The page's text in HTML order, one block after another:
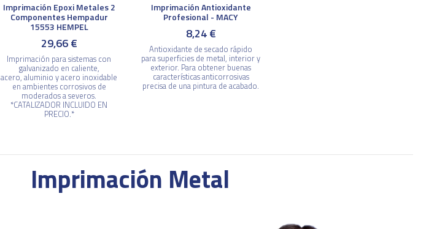
Imprimación Epoxi Metales 2
Componentes Hempadur
15553 HEMPEL
29,66 €
Imprimación para sistemas con
galvanizado en caliente,
acero, aluminio y acero inoxidable
en ambientes corrosivos de
moderados a severos.
*CATALIZADOR INCLUIDO EN
PRECIO.*
Imprimación Antioxidante
Profesional - MACY
8,24 €
Antioxidante de secado rápido
para superficies de metal, interior y
exterior. Para obtener buenas
características anticorrosivas
precisa de una pintura de acabado.
Imprimación Metal